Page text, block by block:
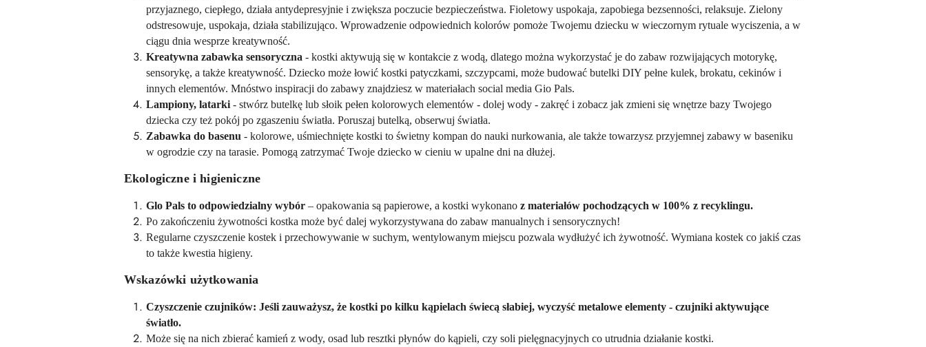
przyjaznego, ciepłego, działa antydepresyjnie i zwiększa poczucie bezpieczeństwa. Fioletowy uspokaja, zapobiega bezsenności, relaksuje. Zielony
odstresowuje, uspokaja, działa stabilizująco. Wprowadzenie odpowiednich kolorów pomoże Twojemu dziecku w wieczornym rytuale wyciszenia, a w
ciągu dnia wesprze kreatywność.
Kreatywna zabawka sensoryczna - kostki aktywują się w kontakcie z wodą, dlatego można wykorzystać je do zabaw rozwijających motorykę,
sensorykę, a także kreatywność. Dziecko może łowić kostki patyczkami, szczypcami, może budować butelki DIY pełne kulek, brokatu, cekinów i
innych elementów. Mnóstwo inspiracji do zabawy znajdziesz w materiałach social media Gio Pals.
Lampiony, latarki - stwórz butelkę lub słoik pełen kolorowych elementów - dolej wody - zakręć i zobacz jak zmieni się wnętrze bazy Twojego
dziecka czy też pokój po zgaszeniu światła. Poruszaj butelką, obserwuj światła.
Zabawka do basenu - kolorowe, uśmiechnięte kostki to świetny kompan do nauki nurkowania, ale także towarzysz przyjemnej zabawy w baseniku
w ogrodzie czy na tarasie. Pomogą zatrzymać Twoje dziecko w cieniu w upalne dni na dłużej.
Ekologiczne i higieniczne
Glo Pals to odpowiedzialny wybór – opakowania są papierowe, a kostki wykonano z materiałów pochodzących w 100% z recyklingu.
Po zakończeniu żywotności kostka może być dalej wykorzystywana do zabaw manualnych i sensorycznych!
Regularne czyszczenie kostek i przechowywanie w suchym, wentylowanym miejscu pozwala wydłużyć ich żywotność. Wymiana kostek co jakiś czas
to także kwestia higieny.
Wskazówki użytkowania
Czyszczenie czujników: Jeśli zauważysz, że kostki po kilku kąpielach świecą słabiej, wyczyść metalowe elementy - czujniki aktywujące
światło.
Może się na nich zbierać kamień z wody, osad lub resztki płynów do kąpieli, czy soli pielęgnacyjnych co utrudnia działanie kostki.